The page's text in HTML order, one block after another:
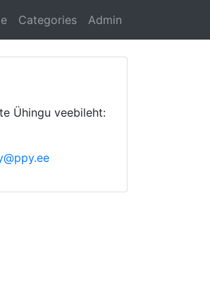
Categories Admin
Ühingu veebileht: